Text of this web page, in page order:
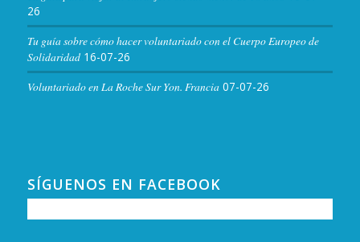
26
Tu guía sobre cómo hacer voluntariado con el Cuerpo Europeo de
Solidaridad 16-07-26
Voluntariado en La Roche Sur Yon. Francia 07-07-26
SÍGUENOS EN FACEBOOK